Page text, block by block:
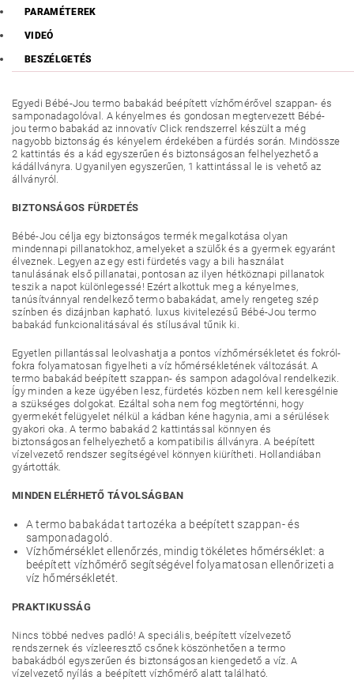
PARAMÉTEREK
VIDEÓ
BESZÉLGETÉS
Egyedi Bébé-Jou termo babakád beépített vízhőmérővel szappan- és
samponadagolóval. A kényelmes és gondosan megtervezett Bébé-
jou termo babakád az innovatív Click rendszerrel készült a még
nagyobb biztonság és kényelem érdekében a fürdés során. Mindössze
2 kattintás és a kád egyszerűen és biztonságosan felhelyezhető a
kádállványra. Ugyanilyen egyszerűen, 1 kattintással le is vehető az
állványról.
BIZTONSÁGOS FÜRDETÉS
Bébé-Jou célja egy biztonságos termék megalkotása olyan
mindennapi pillanatokhoz, amelyeket a szülők és a gyermek egyaránt
élveznek. Legyen az egy esti fürdetés vagy a bili használat
tanulásának első pillanatai, pontosan az ilyen hétköznapi pillanatok
teszik a napot különlegessé! Ezért alkottuk meg a kényelmes,
tanúsítvánnyal rendelkező termo babakádat, amely rengeteg szép
színben és dizájnban kapható. luxus kivitelezésű Bébé-Jou termo
babakád funkcionalitásával és stílusával tűnik ki.
Egyetlen pillantással leolvashatja a pontos vízhőmérsékletet és fokról-
fokra folyamatosan figyelheti a víz hőmérsékletének változását. A
termo babakád beépített szappan- és sampon adagolóval rendelkezik.
Így minden a keze ügyében lesz, fürdetés közben nem kell keresgélnie
a szükséges dolgokat. Ezáltal soha nem fog megtörténni, hogy
gyermekét felügyelet nélkül a kádban kéne hagynia, ami a sérülések
gyakori oka. A termo babakád 2 kattintással könnyen és
biztonságosan felhelyezhető a kompatibilis állványra. A beépített
vízelvezető rendszer segítségével könnyen kiürítheti. Hollandiában
gyártották.
MINDEN ELÉRHETŐ TÁVOLSÁGBAN
A termo babakádat tartozéka a beépített szappan- és
samponadagoló.
Vízhőmérséklet ellenőrzés, mindig tökéletes hőmérséklet: a
beépített vízhőmérő segítségével folyamatosan ellenőrizeti a
víz hőmérsékletét.
PRAKTIKUSSÁG
Nincs többé nedves padló! A speciális, beépített vízelvezető
rendszernek és vízleeresztő csőnek köszönhetően a termo
babakádból egyszerűen és biztonságosan kiengedető a víz. A
vízelvezető nyílás a beépített vízhőmérő alatt található.